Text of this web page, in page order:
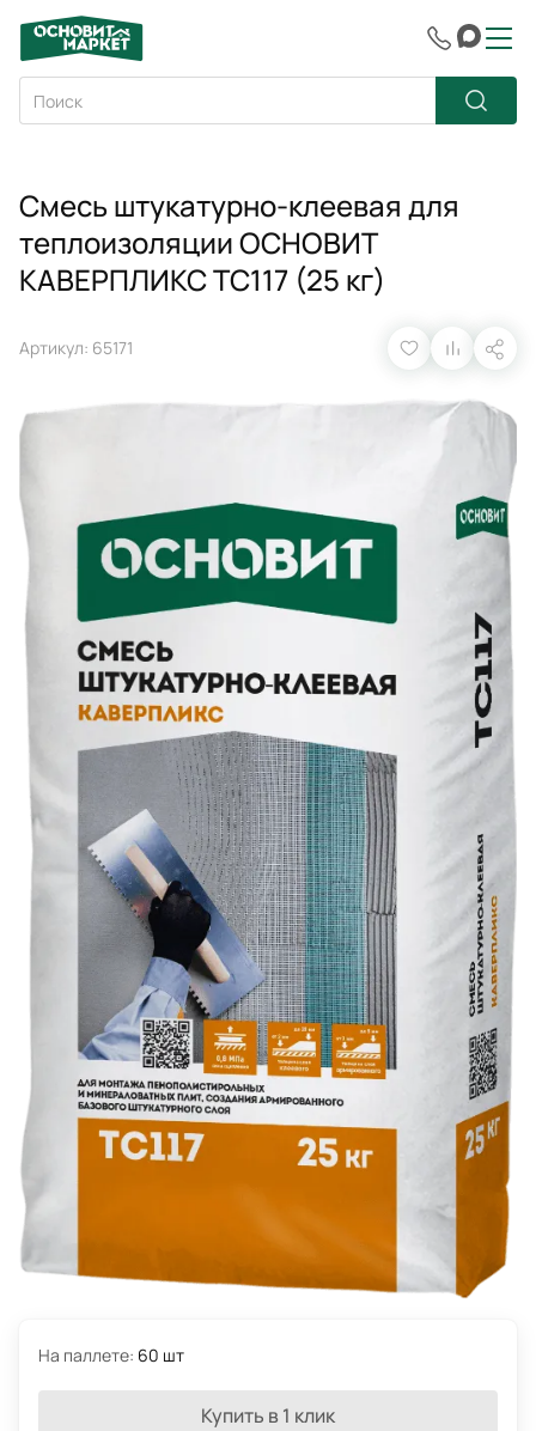
Смесь штукатурно-клеевая для
теплоизоляции ОСНОВИТ
КАВЕРПЛИКС ТС117 (25 кг)
Артикул: 65171
На паллете: 60 шт
Купить в 1 клик